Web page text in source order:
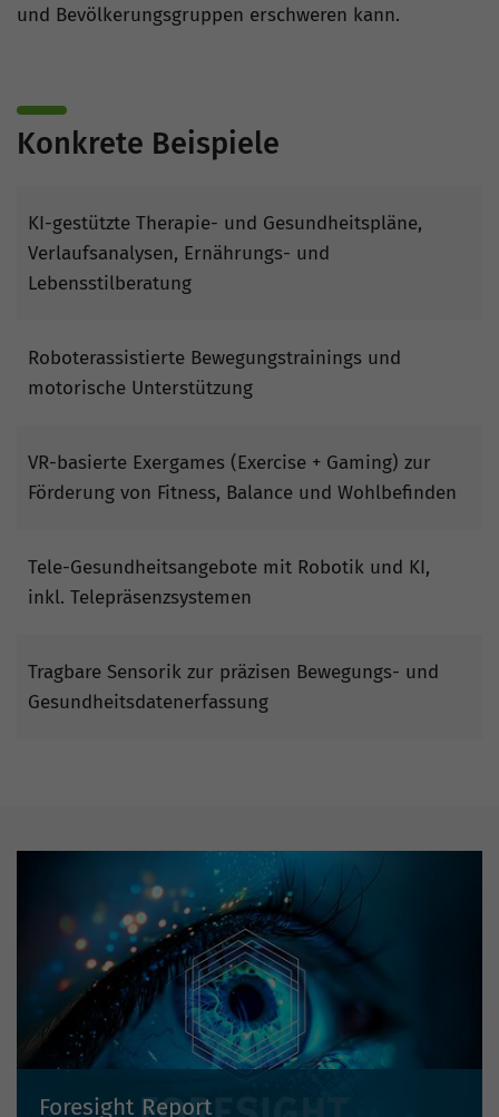
und Bevölkerungsgruppen erschweren kann.
Konkrete Beispiele
KI-gestützte Therapie- und Gesundheitspläne,
Verlaufsanalysen, Ernährungs- und
Lebensstilberatung
Roboterassistierte Bewegungstrainings und
motorische Unterstützung
VR-basierte Exergames (Exercise + Gaming) zur
Förderung von Fitness, Balance und Wohlbefinden
Tele-Gesundheitsangebote mit Robotik und KI,
inkl. Telepräsenzsystemen
Tragbare Sensorik zur präzisen Bewegungs- und
Gesundheitsdatenerfassung
Foresight Report